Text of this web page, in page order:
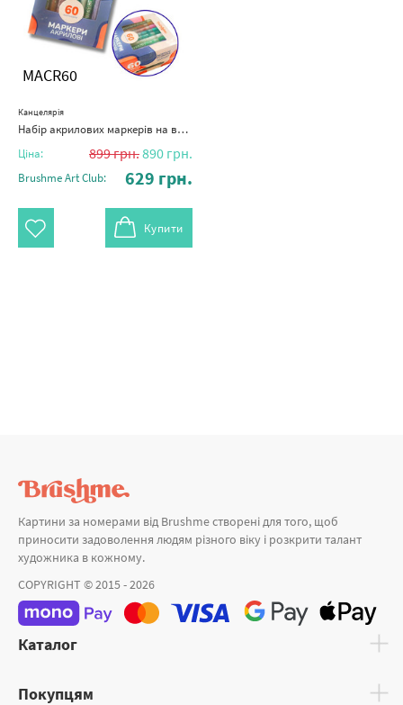
MACR60
Канцелярія
Набір акрилових маркерів на водній основі (60 шт)
Ціна: 899грн.890 грн.
Brushme Art Club: 629 грн.
Купити
Картини за номерами від Brushme створені для того, щоб
приносити задоволення людям різного віку і розкрити талант
художника в кожному.
COPYRIGHT © 2015 - 2026
Каталог
Покупцям